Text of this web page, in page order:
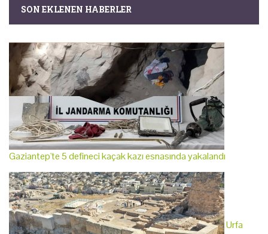
SON EKLENEN HABERLER
Gaziantep'te 5 defineci kaçak kazı esnasında yakalandı
Urfa